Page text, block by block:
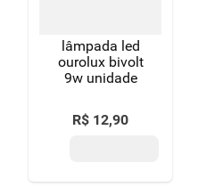
lâmpada led
ourolux bivolt
9w unidade
R$ 12,90